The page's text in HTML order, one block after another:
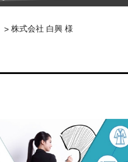
株式会社 白興 様